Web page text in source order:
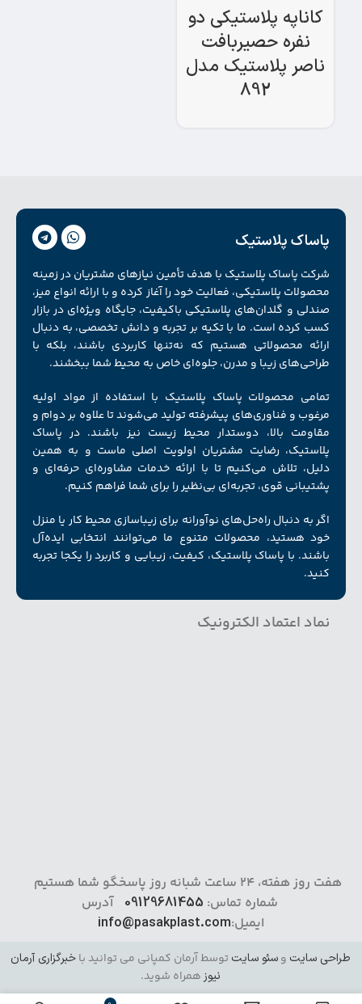
کاناپه پلاستیکی دو
نفره حصیربافت
ناصر پلاستیک مدل
892
پاساک پلاستیک
شرکت پاساک پلاستیک با هدف تأمین نیازهای مشتریان در زمینه
محصولات پلاستیکی، فعالیت خود را آغاز کرده و با ارائه انواع میز،
صندلی و گلدان‌های پلاستیکی باکیفیت، جایگاه ویژه‌ای در بازار
کسب کرده است. ما با تکیه بر تجربه و دانش تخصصی، به دنبال
ارائه محصولاتی هستیم که نه‌تنها کاربردی باشند، بلکه با
طراحی‌های زیبا و مدرن، جلوه‌ای خاص به محیط شما ببخشند.
تمامی محصولات پاساک پلاستیک با استفاده از مواد اولیه
مرغوب و فناوری‌های پیشرفته تولید می‌شوند تا علاوه بر دوام و
مقاومت بالا، دوستدار محیط زیست نیز باشند. در پاساک
پلاستیک، رضایت مشتریان اولویت اصلی ماست و به همین
دلیل، تلاش می‌کنیم تا با ارائه خدمات مشاوره‌ای حرفه‌ای و
پشتیبانی قوی، تجربه‌ای بی‌نظیر را برای شما فراهم کنیم.
اگر به دنبال راه‌حل‌های نوآورانه برای زیبا‌سازی محیط کار یا منزل
خود هستید، محصولات متنوع ما می‌توانند انتخابی ایده‌آل
باشند. با پاساک پلاستیک، کیفیت، زیبایی و کاربرد را یکجا تجربه
کنید.
نماد اعتماد الکترونیک
هفت روز هفته، 24 ساعت شبانه روز پاسخگو شما هستیم
شماره تماس: 09129681455 آدرس
ایمیل:info@pasakplast.com
طراحی سایت وسئو سایت توسط آرمان کمپانی می توانید باخبرگزاری آرمان
نیوزهمراه شوید.